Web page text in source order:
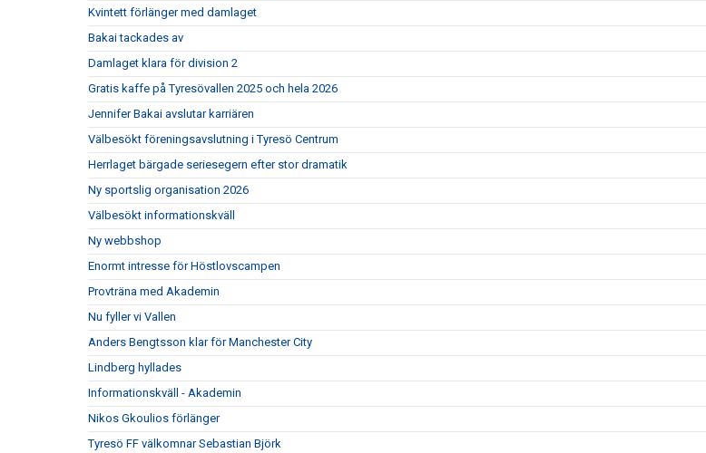
Kvintett förlänger med damlaget
Bakai tackades av
Damlaget klara för division 2
Gratis kaffe på Tyresövallen 2025 och hela 2026
Jennifer Bakai avslutar karriären
Välbesökt föreningsavslutning i Tyresö Centrum
Herrlaget bärgade seriesegern efter stor dramatik
Ny sportslig organisation 2026
Välbesökt informationskväll
Ny webbshop
Enormt intresse för Höstlovscampen
Provträna med Akademin
Nu fyller vi Vallen
Anders Bengtsson klar för Manchester City
Lindberg hyllades
Informationskväll - Akademin
Nikos Gkoulios förlänger
Tyresö FF välkomnar Sebastian Björk